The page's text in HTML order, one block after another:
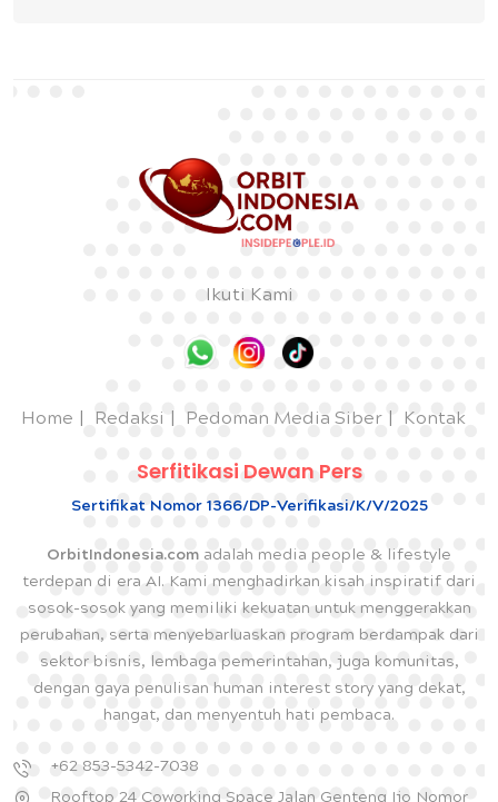
Ikuti Kami
Home Redaksi Pedoman Media Siber Kontak
Serfitikasi Dewan Pers
Sertifikat Nomor 1366/DP-Verifikasi/K/V/2025
OrbitIndonesia.com adalah media people & lifestyle
terdepan di era AI. Kami menghadirkan kisah inspiratif dari
sosok-sosok yang memiliki kekuatan untuk menggerakkan
perubahan, serta menyebarluaskan program berdampak dari
sektor bisnis, lembaga pemerintahan, juga komunitas,
dengan gaya penulisan human interest story yang dekat,
hangat, dan menyentuh hati pembaca.
+62 853-5342-7038
Rooftop 24 Coworking Space Jalan Genteng Ijo Nomor